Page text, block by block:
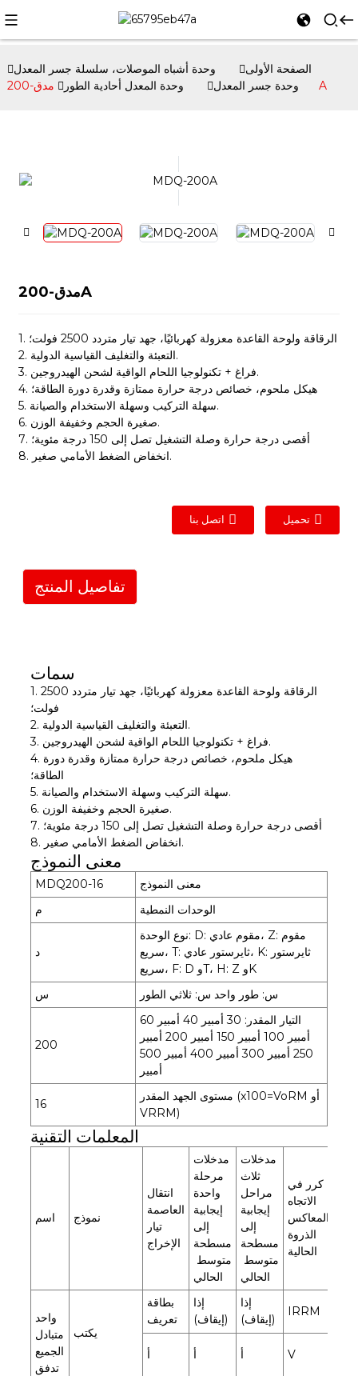
الصفحة الأولى
وحدة أشباه الموصلات، سلسلة جسر المعدل
وحدة جسر المعدل
وحدة المعدل أحادية الطور مدق-200A
مدق-200A
1. الرقاقة ولوحة القاعدة معزولة كهربائيًا، جهد تيار متردد 2500 فولت؛
2. التعبئة والتغليف القياسية الدولية.
3. فراغ + تكنولوجيا اللحام الواقية لشحن الهيدروجين.
4. هيكل ملحوم، خصائص درجة حرارة ممتازة وقدرة دورة الطاقة؛
5. سهلة التركيب وسهلة الاستخدام والصيانة.
6. صغيرة الحجم وخفيفة الوزن.
7. أقصى درجة حرارة وصلة التشغيل تصل إلى 150 درجة مئوية؛
8. انخفاض الضغط الأمامي صغير.
اتصل بنا تحميل
تفاصيل المنتج
سمات
1. الرقاقة ولوحة القاعدة معزولة كهربائيًا، جهد تيار متردد 2500
فولت؛
2. التعبئة والتغليف القياسية الدولية.
3. فراغ + تكنولوجيا اللحام الواقية لشحن الهيدروجين.
4. هيكل ملحوم، خصائص درجة حرارة ممتازة وقدرة دورة
الطاقة؛
5. سهلة التركيب وسهلة الاستخدام والصيانة.
6. صغيرة الحجم وخفيفة الوزن.
7. أقصى درجة حرارة وصلة التشغيل تصل إلى 150 درجة مئوية؛
8. انخفاض الضغط الأمامي صغير.
معنى النموذج
MDQ200-16
معنى النموذج
م
الوحدات النمطية
د
نوع الوحدة: D: مقوم عادي، Z: مقوم
سريع، T: ثايرستور عادي، K: ثايرستور
سريع، F: D وT، H: Z وK
س
س: طور واحد س: ​​ثلاثي الطور
200
التيار المقدر: 30 أمبير 40 أمبير 60
أمبير 100 أمبير 150 أمبير 200 أمبير
250 أمبير 300 أمبير 400 أمبير 500
أمبير
16
مستوى الجهد المقدر (x100=VoRM أو
VRRM)
المعلمات التقنية
اسم نموذج
انتقال
العاصمة
تيار
الإخراج
مدخلات
مرحلة
واحدة
إيجابية
إلى
مسطحة
متوسط ​​
الحالي
مدخلات
ثلاث
مراحل
إيجابية
إلى
مسطحة
متوسط ​​
الحالي
كرر في
الاتجاه
المعاكس
الذروة
الحالية
واحد
متبادل
الجميع
تدفق
يكتب
بطاقة
تعريف
إذا
(إيقاف)
إذا
(إيقاف)
IRRM
أ أ أ V